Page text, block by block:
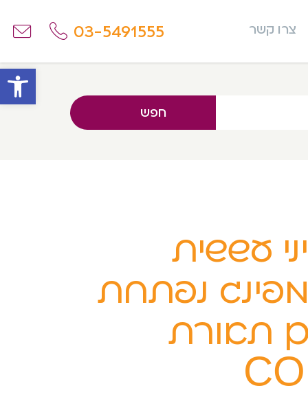
צרו קשר 03-5491555
חפש
עששית
נפתחת
תאורת